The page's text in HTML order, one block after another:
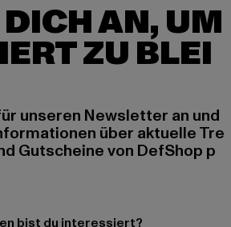
AN, UM
ZU BLEI
unseren Newsletter an und
über aktuelle Tre
Gutscheine von DefShop p
bist du interessiert?